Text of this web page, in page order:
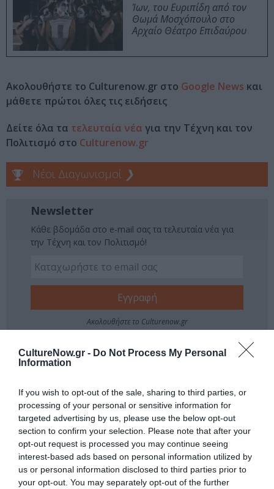
CultureNow.gr - Do Not Process My Personal
Information
If you wish to opt-out of the sale, sharing to third parties, or
processing of your personal or sensitive information for
targeted advertising by us, please use the below opt-out
section to confirm your selection. Please note that after your
opt-out request is processed you may continue seeing
interest-based ads based on personal information utilized by
us or personal information disclosed to third parties prior to
your opt-out. You may separately opt-out of the further
Ίων, του Ευριπίδη από τον
Θωμά Μοσχόπουλο στο
Αρχαίο Θέατρο Επιδαύρου
Ακολουθήστε το Culturenow.gr στο Google News και
μάθετε πρώτοι όλες τις ειδήσεις
Δείτε όλα τα τελευταία νέα για την Τέχνη και τον
Πολιτισμό στο Culturenow.gr
Νέοι Διαγωνισμοί ❯
Newsletter
Κάθε βδομάδα στο e-mail σας τα τελευταία νέα για
την Τέχνη και τον Πολιτισμό!
Ακολουθήστε το Culturenow.gr
Δημοφιλή Άρθρα